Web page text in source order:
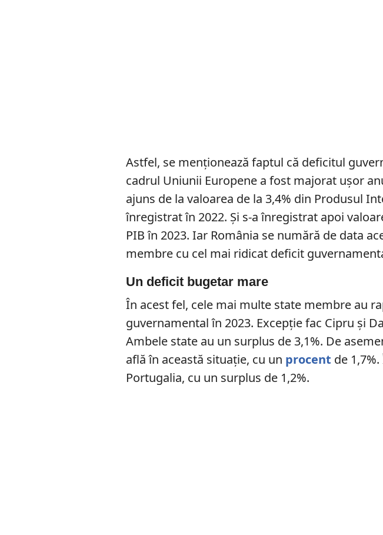
Astfel, se menționează faptul că deficitul
cadrul Uniunii Europene a fost majorat uşor
ajuns de la valoarea de la 3,4% din Produsul
înregistrat în 2022. Și s-a înregistrat apoi
PIB în 2023. Iar România se numără de data
membre cu cel mai ridicat deficit
Un deficit bugetar mare
În acest fel, cele mai multe state membre au
guvernamental în 2023. Excepție fac Cipru și
Ambele state au un surplus de 3,1%. De
află în această situație, cu un procent de
Portugalia, cu un surplus de 1,2%.